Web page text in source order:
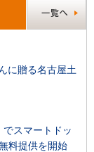
に贈る名古屋土
スマートドッ
料提供を開始